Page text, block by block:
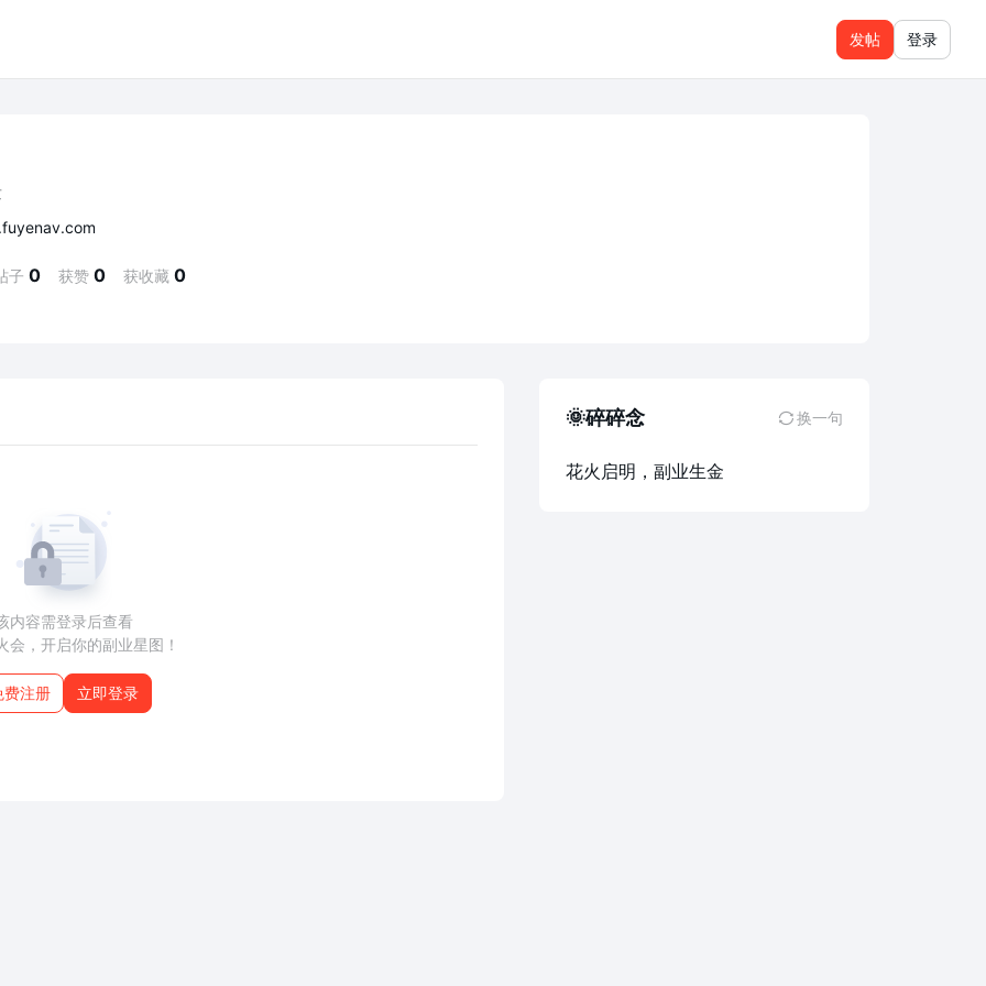
发帖 登录
子 0 获赞 0 获收藏 0
内容需登录后查看
会，开启你的副业星图！
费注册 立即登录
🌞碎碎念 换一句
花火启明，副业生金